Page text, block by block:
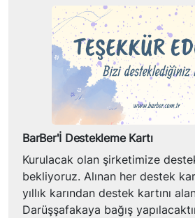
BarBer'İ Destekleme Kartı
Kurulacak olan şirketimize
bekliyoruz. Alınan her destek
yıllık karından destek kartını
Darüşşafakaya bağış